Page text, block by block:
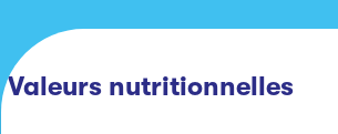
Valeurs nutritionnelles